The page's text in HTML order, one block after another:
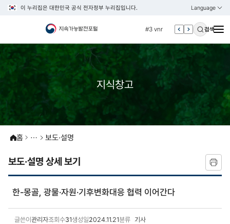
이 누리집은 대한민국 공식 전자정부 누리집입니다. Language
열기
KOREAN
ENGLISH
#3 vnr
#4 관세
#6 빈곤
#7 un
검색
지식창고
홈 보도·설명
보도·설명 상세 보기
한-몽골, 광물·자원·기후변화대응 협력 이어간다
글쓴이 관리자조회수31생성일2024.11.21분류 기사